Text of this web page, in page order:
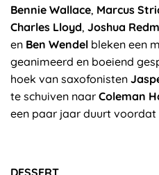
Bennie Wallace, Marcus
Charles Lloyd, Joshua
en Ben Wendel bleken een
geanimeerd en boeiend
hoek van saxofonisten
te schuiven naar Coleman
een paar jaar duurt
DESSERT